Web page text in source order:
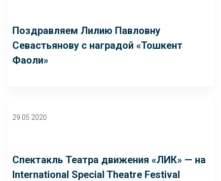
Поздравляем Лилию Павловну
Севастьянову с наградой «Тошкент
Фаоли»
29 05 2020
Спектакль Театра движения «ЛИК» — на
International Special Theatre Festival